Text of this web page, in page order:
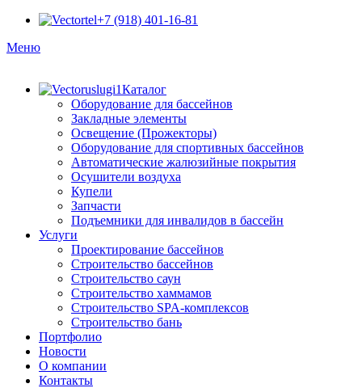
+7 (918) 401-16-81
Меню
Каталог
Оборудование для бассейнов
Закладные элементы
Освещение (Прожекторы)
Оборудование для спортивных бассейнов
Автоматические жалюзийные покрытия
Осушители воздуха
Купели
Запчасти
Подъемники для инвалидов в бассейн
Услуги
Проектирование бассейнов
Строительство бассейнов
Строительство саун
Строительство хаммамов
Строительство SPA-комплексов
Строительство бань
Портфолио
Новости
O компании
Контакты